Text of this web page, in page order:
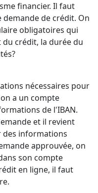
financier. Il faut
de crédit. On
obligatoires qui
crédit, la durée du
nécessaires pour
a un compte
de l'IBAN.
et il revient
des informations
approuvée, on
son compte
en ligne, il faut